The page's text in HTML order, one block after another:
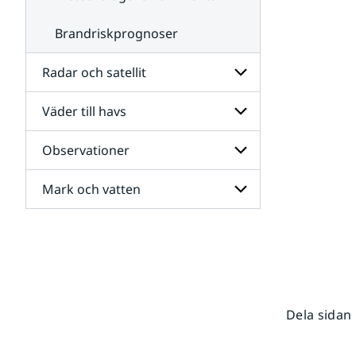
Brandriskprognoser
Radar och satellit
Undersidor
för
Radar
och
satellit
Väder till havs
Undersidor
för
Väder
till
havs
Observationer
Undersidor
för
Mark och vatten
Dela sidan